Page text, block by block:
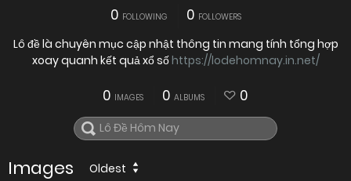
0 FOLLOWING 0 FOLLOWERS
Lô đề là chuyên mục cập nhật thông tin mang tính tổng hợp
xoay quanh kết quả xổ sốhttps://lodehomnay.in.net/
0 IMAGES 0 ALBUMS 0
Images Oldest